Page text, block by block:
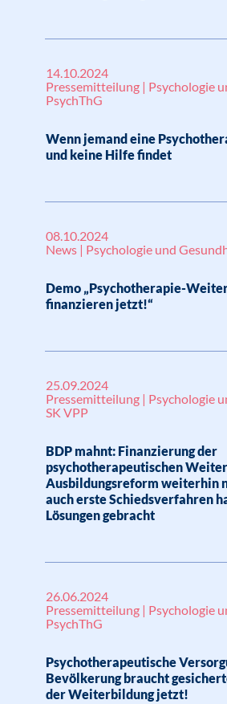
14.10.2024
Pressemitteilung | Psychologie
PsychThG
Wenn jemand eine
und keine Hilfe findet
08.10.2024
News | Psychologie und
Demo „Psychotherapie-
finanzieren jetzt!“
25.09.2024
Pressemitteilung | Psychologie
SK VPP
BDP mahnt: Finanzierung der
psychotherapeutischen
Ausbildungsreform weiterhin
auch erste Schiedsverfahren
Lösungen gebracht
26.06.2024
Pressemitteilung | Psychologie
PsychThG
Psychotherapeutische
Bevölkerung braucht
der Weiterbildung jetzt!